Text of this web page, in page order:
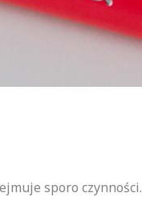
sporo czynności.